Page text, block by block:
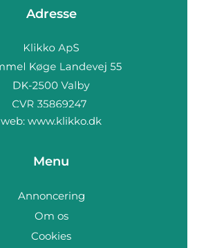
Adresse
web: www.klikko.dk
Menu
Annoncering
Om os
Cookies